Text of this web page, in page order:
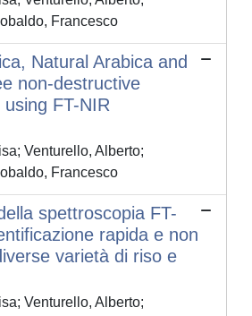
Francesco
Natural Arabica and
non-destructive
FT-NIR
Venturello, Alberto;
Francesco
spettroscopia FT-
rapida e non
varietà di riso e
Venturello, Alberto;